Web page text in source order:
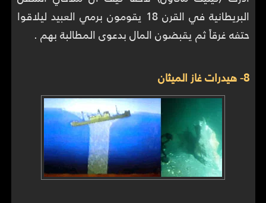
البريطانية في القرن 18 يقومون برمي العبيد ليلاقوا
حتفه غرقاً ثم يقبضون المال بدعوى المطالبة بهم .
8- هيدرات غاز الميثان